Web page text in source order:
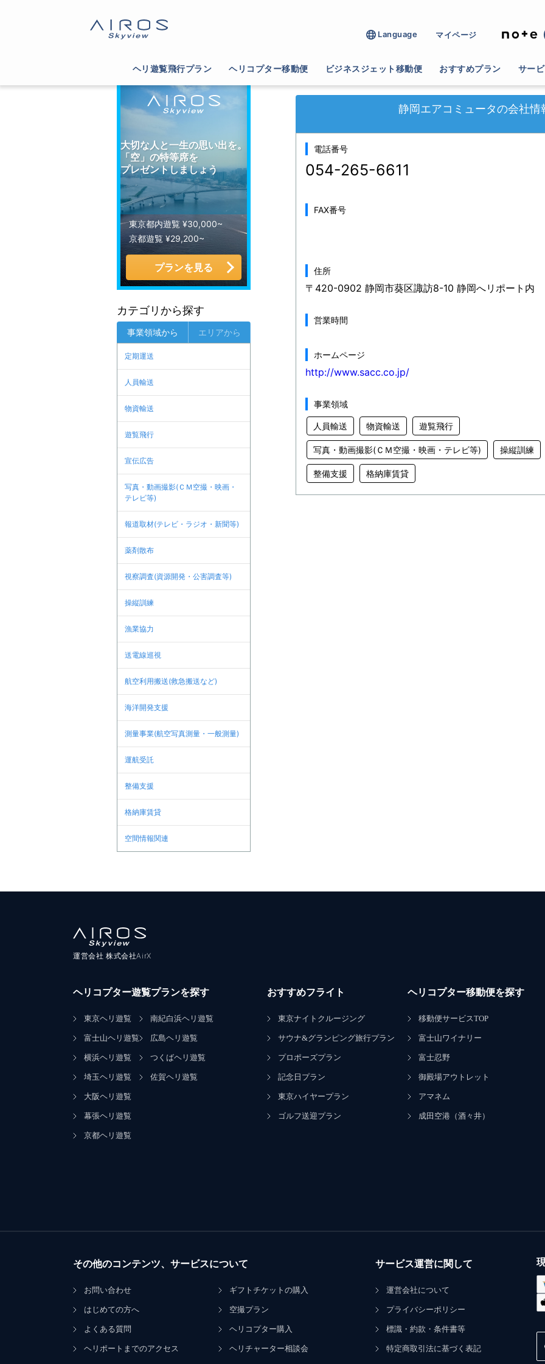
Language マイページ
ヘリ遊覧飛行プラン ヘリコプター移動便 ビジネスジェット移動便 おすすめプラン サー
大切な人と一生の思い出を。
「空」の特等席を
プレゼントしましょう
東京都内遊覧 ¥30,000~
京都遊覧 ¥29,200~
プランを見る
カテゴリから探す
事業領域から エリアから
定期運送
人員輸送
物資輸送
遊覧飛行
宣伝広告
写真・動画撮影(ＣＭ空撮・映画・
テレビ等)
報道取材(テレビ・ラジオ・新聞等)
薬剤散布
視察調査(資源開発・公害調査等)
操縦訓練
漁業協力
送電線巡視
航空利用搬送(救急搬送など)
海洋開発支援
測量事業(航空写真測量・一般測量)
運航受託
整備支援
格納庫賃貸
空間情報関連
静岡エアコミュータの会社情
電話番号
054-265-6611
FAX番号
住所
〒420-0902 静岡市葵区諏訪8-10 静岡へリポート内
営業時間
ホームページ
http://www.sacc.co.jp/
事業領域
人員輸送 物資輸送 遊覧飛行
写真・動画撮影(ＣＭ空撮・映画・テレビ等) 操縦訓練
整備支援 格納庫賃貸
運営会社 株式会社AirX
ヘリコプター遊覧プランを探す
東京ヘリ遊覧
富士山ヘリ遊覧
横浜ヘリ遊覧
埼玉ヘリ遊覧
大阪ヘリ遊覧
幕張ヘリ遊覧
京都ヘリ遊覧
南紀白浜ヘリ遊覧
広島ヘリ遊覧
つくばヘリ遊覧
佐賀ヘリ遊覧
おすすめフライト
東京ナイトクルージング
サウナ&グランピング旅行プラン
プロポーズプラン
記念日プラン
東京ハイヤープラン
ゴルフ送迎プラン
ヘリコプター移動便を探す
移動便サービスTOP
富士山ワイナリー
富士忍野
御殿場アウトレット
アマネム
成田空港（酒々井）
その他のコンテンツ、サービスについて
お問い合わせ
はじめての方へ
よくある質問
ヘリポートまでのアクセス
ギフトチケットの購入
空撮プラン
ヘリコプター購入
ヘリチャーター相談会
サービス運営に関して
運営会社について
プライバシーポリシー
標識・約款・条件書等
特定商取引法に基づく表記